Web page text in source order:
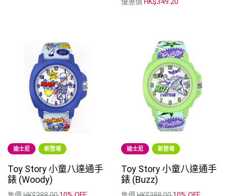
優惠價 HK$349.20
迪士尼 新登場
Toy Story 小童八達通手
錶 (Woody)
迪士尼 新登場
Toy Story 小童八達通手
錶 (Buzz)